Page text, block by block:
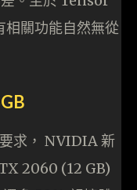
關功能自然無從
求， NVIDIA 新
2060 (12 GB)